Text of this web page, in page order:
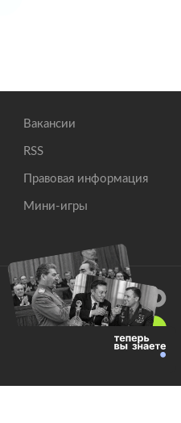
Вакансии
RSS
Правовая информация
Мини-игры
защищены.